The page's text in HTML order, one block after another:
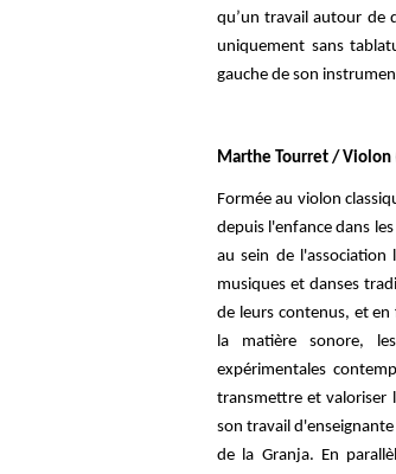
qu’un travail autour de
uniquement sans
gauche de son
Marthe Tourret / Violon
Formée au violon
depuis l'enfance dans
au sein de l'association
musiques et danses
de leurs contenus, et en
la matière sonore,
expérimentales
transmettre et valoriser
son travail
de la Granja. En